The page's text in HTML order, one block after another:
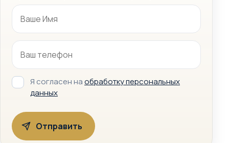
Я согласен наобработку персональных
данных